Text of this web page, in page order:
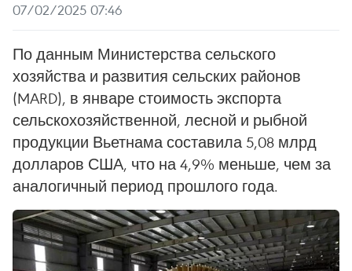
07/02/2025 07:46
По данным Министерства сельского
хозяйства и развития сельских районов
(MARD), в январе стоимость экспорта
сельскохозяйственной, лесной и рыбной
продукции Вьетнама составила 5,08 млрд
долларов США, что на 4,9% меньше, чем за
аналогичный период прошлого года.